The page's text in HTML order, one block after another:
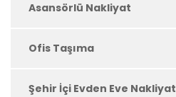
Asansörlü Nakliyat
Ofis Taşıma
Şehir İçi Evden Eve Nakliyat